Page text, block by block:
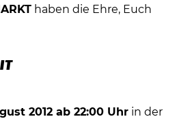
haben die Ehre, Euch
2012 ab 22:00 Uhr in der